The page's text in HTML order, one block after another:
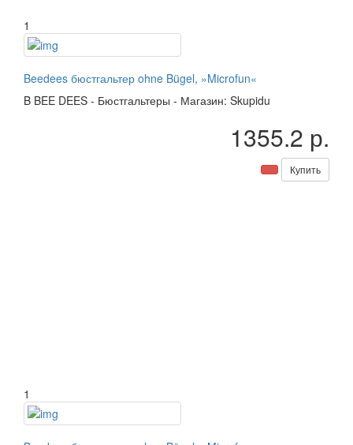
1
Beedees бюстгальтер ohne Bügel, »Microfun«
B BEE DEES - Бюстгальтеры - Магазин: Skupidu
1355.2 р.
Купить
1